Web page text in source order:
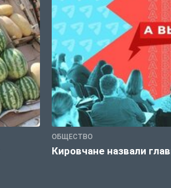
ОБЩЕСТВО
Кировчане назвали